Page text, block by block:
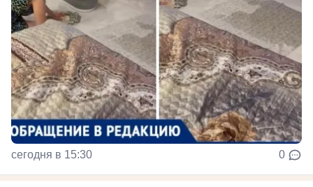
сегодня в 15:30 0